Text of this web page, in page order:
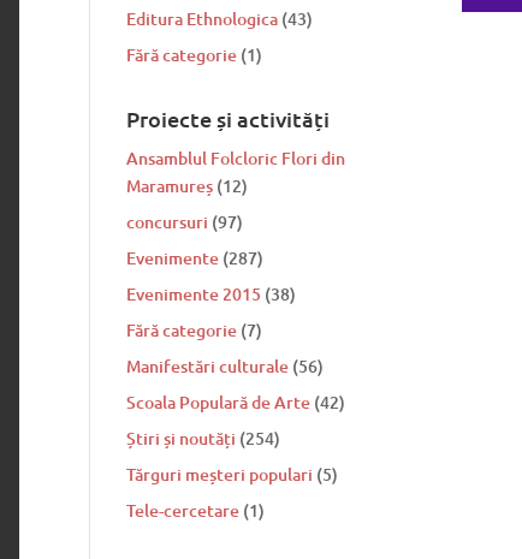
Editura Ethnologica (43)
Fără categorie (1)
Proiecte și activități
Ansamblul Folcloric Flori din
Maramureș (12)
concursuri (97)
Evenimente (287)
Evenimente 2015 (38)
Fără categorie (7)
Manifestări culturale (56)
Scoala Populară de Arte (42)
Știri și noutăți (254)
Tărguri meșteri populari (5)
Tele-cercetare (1)